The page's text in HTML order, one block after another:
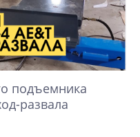
подъемника
развала